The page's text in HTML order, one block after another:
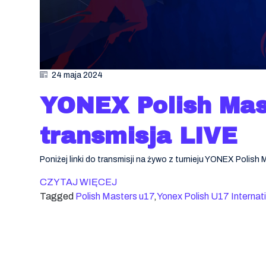
24 maja 2024
YONEX Polish
transmisja LIVE
Poniżej linki do transmisji na żywo z turnieju YONEX Polish
CZYTAJ WIĘCEJ
Tagged Polish Masters u17,Yonex Polish U17